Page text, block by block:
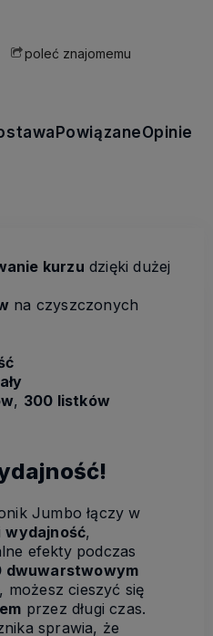
poleć znajomemu
PowiązaneOpinie
kurzu dzięki dużej
na czyszczonych
, 300 listków
Jumbo łączy w
wydajność,
efekty podczas
dwuwarstwowym
możesz cieszyć się
przez długi czas.
sprawia, że